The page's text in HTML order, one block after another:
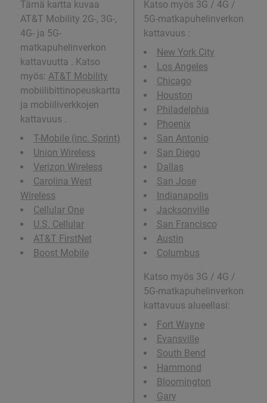
Tämä kartta kuvaa
AT&T Mobility 2G-, 3G-,
4G- ja 5G-
matkapuhelinverkon
kattavuutta . Katso
myös: AT&T Mobility
mobiilibittinopeuskartta
ja mobiiliverkkojen
kattavuus .
T-Mobile (inc. Sprint)
Union Wireless
Verizon Wireless
Carolina West
Wireless
Cellular One
U.S. Cellular
AT&T FirstNet
Boost Mobile
Katso myös 3G / 4G /
5G-matkapuhelinverkon
kattavuus :
New York City
Los Angeles
Chicago
Houston
Philadelphia
Phoenix
San Antonio
San Diego
Dallas
San Jose
Indianapolis
Jacksonville
San Francisco
Austin
Columbus
Katso myös 3G / 4G /
5G-matkapuhelinverkon
kattavuus alueellasi:
Fort Wayne
Evansville
South Bend
Hammond
Bloomington
Gary